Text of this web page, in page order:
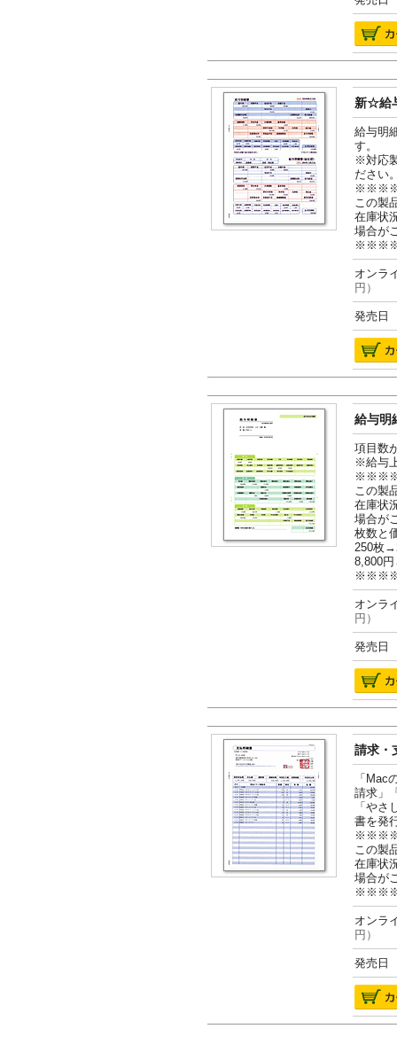
新☆給
給与明
す。
※対応
ださい
この製
在庫状
場合が
オン
円）
発売日
給与明
項目数
※給与
この製
在庫状
場合が
枚数と
250枚
8,800
オン
円）
発売日
請求・
「Mac
請求」
「や
書を発
この製
在庫状
場合が
オン
円）
発売日